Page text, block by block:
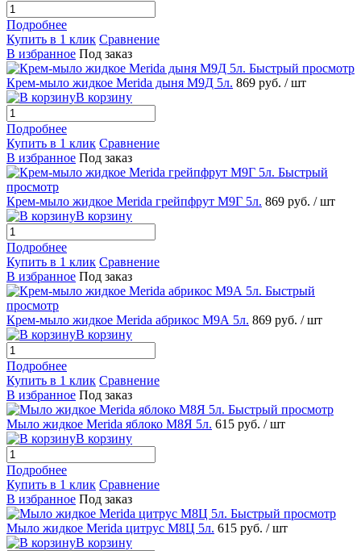
Подробнее
Купить в 1 клик Сравнение
В избранное Под заказ
Быстрый просмотр
Крем-мыло жидкое Merida дыня M9Д 5л. 869 руб. / шт
В корзину
Подробнее
Купить в 1 клик Сравнение
В избранное Под заказ
Быстрый
просмотр
Крем-мыло жидкое Merida грейпфрут M9Г 5л. 869 руб. / шт
В корзину
Подробнее
Купить в 1 клик Сравнение
В избранное Под заказ
Быстрый
просмотр
Крем-мыло жидкое Merida абрикос M9А 5л. 869 руб. / шт
В корзину
Подробнее
Купить в 1 клик Сравнение
В избранное Под заказ
Быстрый просмотр
Мыло жидкое Merida яблоко M8Я 5л. 615 руб. / шт
В корзину
Подробнее
Купить в 1 клик Сравнение
В избранное Под заказ
Быстрый просмотр
Мыло жидкое Merida цитрус M8Ц 5л. 615 руб. / шт
В корзину